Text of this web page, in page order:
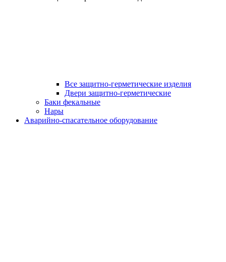
Все защитно-герметические изделия
Двери защитно-герметические
Баки фекальные
Нары
Аварийно-спасательное оборудование